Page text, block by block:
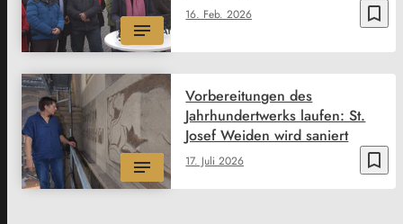
bookmark_border
16. Feb. 2026
bookmark_border
17. Juli 2026
Vorbereitungen des
Jahrhundertwerks laufen: St.
Josef Weiden wird saniert